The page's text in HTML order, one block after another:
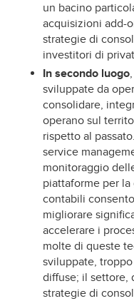
un bacino
acquisizioni add-
strategie di
investitori di
In secondo luogo
sviluppate da
consolidare,
operano sul
rispetto al
service
monitoraggio
piattaforme per
contabili
migliorare
accelerare i
molte di queste
sviluppate,
diffuse; il settore,
strategie di